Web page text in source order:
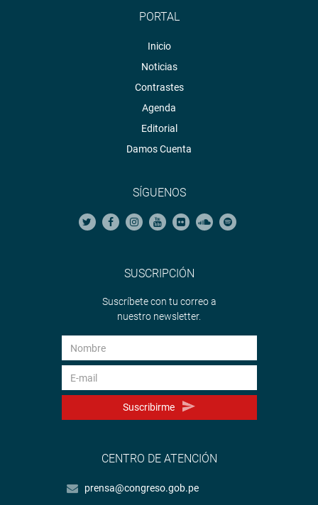
PORTAL
Inicio
Noticias
Contrastes
Agenda
Editorial
Damos Cuenta
SÍGUENOS
SUSCRIPCIÓN
Suscríbete con tu correo a
nuestro newsletter.
Suscribirme
CENTRO DE ATENCIÓN
prensa@congreso.gob.pe